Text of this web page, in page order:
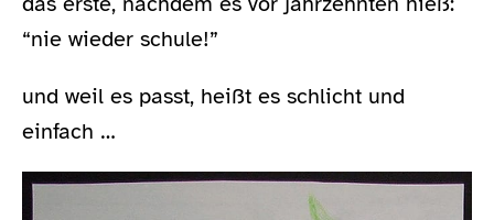
“nie wieder schule!”
und weil es passt, heißt es schlicht und
einfach …